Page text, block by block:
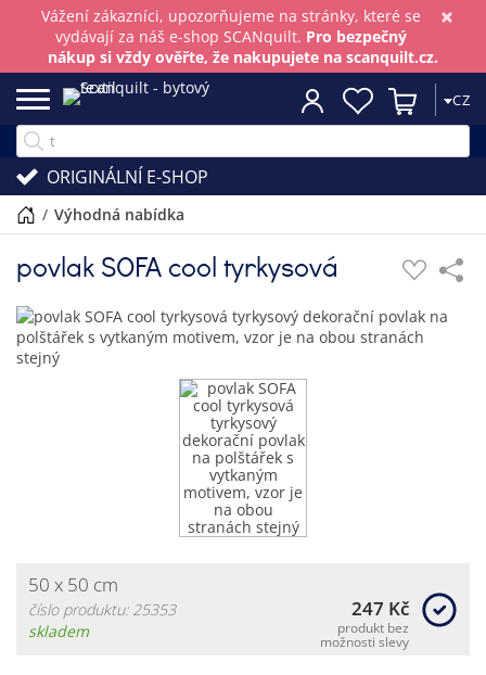
×
Vážení zákazníci, upozorňujeme na stránky, které se
vydávají za náš e-shop SCANquilt. Pro bezpečný
nákup si vždy ověřte, že nakupujete na scanquilt.cz.
CZ
ORIGINÁLNÍ E-SHOP
/ výhodná nabídka
povlak SOFA cool tyrkysová
50 x 50 cm
číslo produktu: 25353
skladem
247 Kč
produkt bez
možnosti slevy